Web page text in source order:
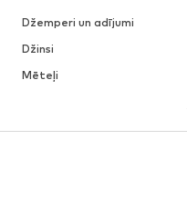
Džemperi un adījumi
Džinsi
Mēteļi
Svārki